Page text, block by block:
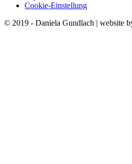
Cookie-Einstellung
© 2019 - Daniela Gundlach | website